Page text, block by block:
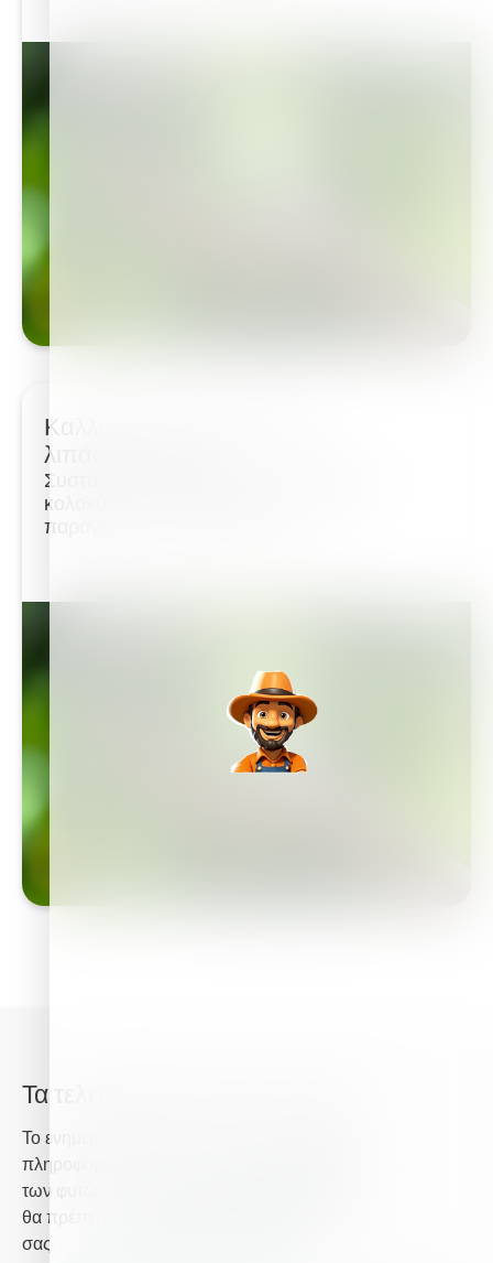
Καλλιέργεια κολοκύθων με
λιπάσματα Haifa
Συστάσεις λίπανσης για την καλλιέργεια
κολοκύθας, ανάλογα με διάφορους
παράγοντες και τη μέθοδο...
Τα τελευταία νέα από την Haifa
Το ενημερωτικό δελτίο της Haifa σας παρέχει
πληροφορίες σχετικά με τη προηγμένη θρέψη
των φυτών, και παρέχει τα τελευταία νέα που
θα πρέπει να γνωρίζετε για τις καλλιέργειες
σας.